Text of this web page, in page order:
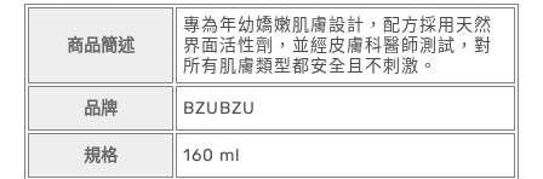
商品簡述
專為年幼嬌嫩肌膚設計，配方採用天然
界面活性劑，並經皮膚科醫師測試，對
所有肌膚類型都安全且不刺激。
品牌 BZUBZU
規格 160 ml